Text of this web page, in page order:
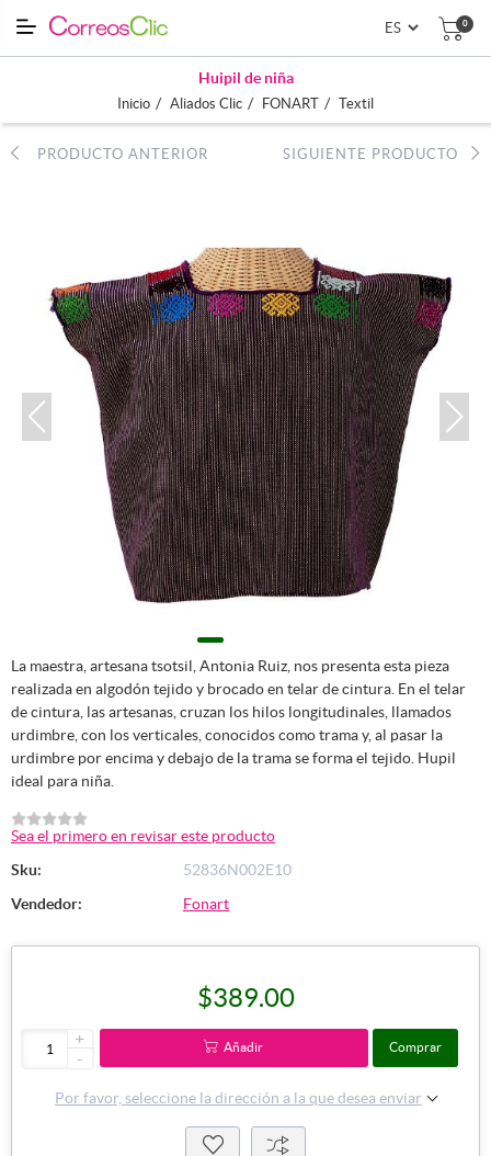
0
Huipil de niña
Inicio / Aliados Clic / FONART / Textil
PRODUCTO ANTERIOR SIGUIENTE PRODUCTO
La maestra, artesana tsotsil, Antonia Ruiz, nos presenta esta pieza
realizada en algodón tejido y brocado en telar de cintura. En el telar
de cintura, las artesanas, cruzan los hilos longitudinales, llamados
urdimbre, con los verticales, conocidos como trama y, al pasar la
urdimbre por encima y debajo de la trama se forma el tejido. Hupil
ideal para niña.
Sea el primero en revisar este producto
Sku:
52836N002E10
Vendedor:
Fonart
$389.00
+
-
Añadir Comprar
Por favor, seleccione la dirección a la que desea enviar